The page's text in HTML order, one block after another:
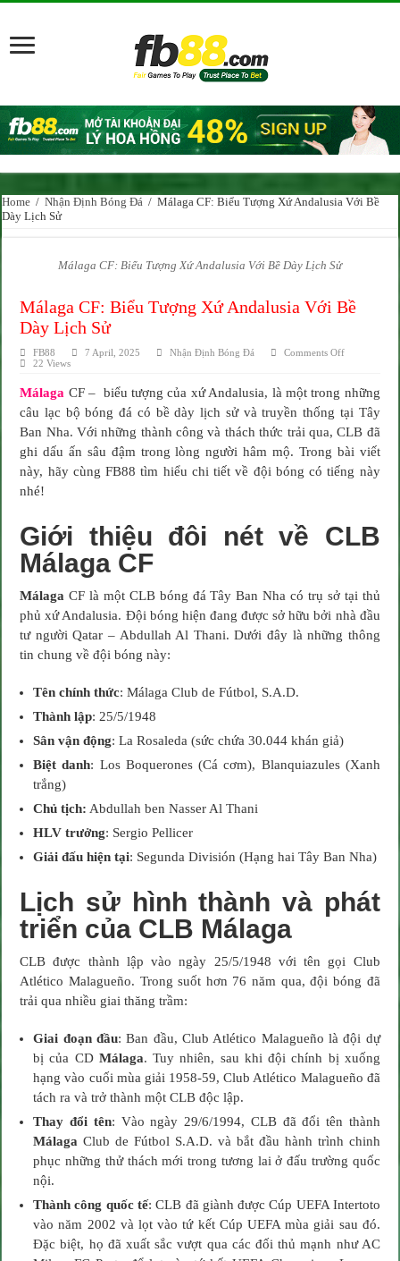
Home / Nhận Định Bóng Đá / Málaga CF: Biểu Tượng Xứ Andalusia Với Bề
Dày Lịch Sử
Málaga CF: Biểu Tượng Xứ Andalusia Với Bề Dày Lịch Sử
Málaga CF: Biểu Tượng Xứ Andalusia Với Bề
Dày Lịch Sử
FB88 7 April, 2025 Nhận Định Bóng Đá Comments Offon
Tượng
Andalusia
Với
Bề
Dày
Lịch
Sử
22 Views
Málaga CF – biểu tượng của xứ Andalusia, là một trong những
câu lạc bộ bóng đá có bề dày lịch sử và truyền thống tại Tây
Ban Nha. Với những thành công và thách thức trải qua, CLB đã
ghi dấu ấn sâu đậm trong lòng người hâm mộ. Trong bài viết
này, hãy cùng FB88 tìm hiểu chi tiết về đội bóng có tiếng này
nhé!
Giới thiệu đôi nét về CLB
Málaga CF
Málaga CF là một CLB bóng đá Tây Ban Nha có trụ sở tại thủ
phủ xứ Andalusia. Đội bóng hiện đang được sở hữu bởi nhà đầu
tư người Qatar – Abdullah Al Thani. Dưới đây là những thông
tin chung về đội bóng này:
Tên chính thức: Málaga Club de Fútbol, S.A.D.
Thành lập: 25/5/1948
Sân vận động: La Rosaleda (sức chứa 30.044 khán giả)
Biệt danh: Los Boquerones (Cá cơm), Blanquiazules (Xanh
trắng)
Chủ tịch: Abdullah ben Nasser Al Thani
HLV trưởng: Sergio Pellicer
Giải đấu hiện tại: Segunda División (Hạng hai Tây Ban Nha)
Lịch sử hình thành và phát
triển của CLB Málaga
CLB được thành lập vào ngày 25/5/1948 với tên gọi Club
Atlético Malagueño. Trong suốt hơn 76 năm qua, đội bóng đã
trải qua nhiều giai thăng trầm:
Giai đoạn đầu: Ban đầu, Club Atlético Malagueño là đội dự
bị của CD Málaga. Tuy nhiên, sau khi đội chính bị xuống
hạng vào cuối mùa giải 1958-59, Club Atlético Malagueño đã
tách ra và trở thành một CLB độc lập.
Thay đổi tên: Vào ngày 29/6/1994, CLB đã đổi tên thành
MálagaClub de Fútbol S.A.D. và bắt đầu hành trình chinh
phục những thử thách mới trong tương lai ở đấu trường quốc
nội.
Thành công quốc tế: CLB đã giành được Cúp UEFA Intertoto
vào năm 2002 và lọt vào tứ kết Cúp UEFA mùa giải sau đó.
Đặc biệt, họ đã xuất sắc vượt qua các đối thủ mạnh như AC